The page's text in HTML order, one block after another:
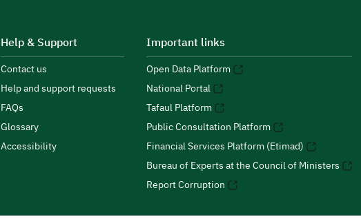
Help & Support
Contact us
Help and support requests
FAQs
Glossary
Accessibility
Important links
Open Data Platform
National Portal
Tafaul Platform
Public Consultation Platform
Financial Services Platform (Etimad)
Bureau of Experts at the Council of Ministers
Report Corruption